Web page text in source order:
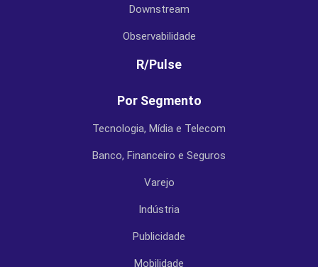
Downstream
Observabilidade
R/Pulse
Por Segmento
Tecnologia, Mídia e Telecom
Banco, Financeiro e Seguros
Varejo
Indústria
Publicidade
Mobilidade